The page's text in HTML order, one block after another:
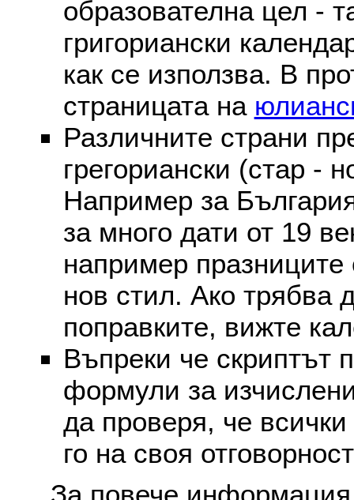
образователна цел -
григориански
как се използва. В
страницата на
Различните страни
грегориански (стар -
Например за
за много дати от 19
например празниците
нов стил. Ако трябва
поправките, вижте
Въпреки че скриптът
формули за
да проверя, че
го на своя